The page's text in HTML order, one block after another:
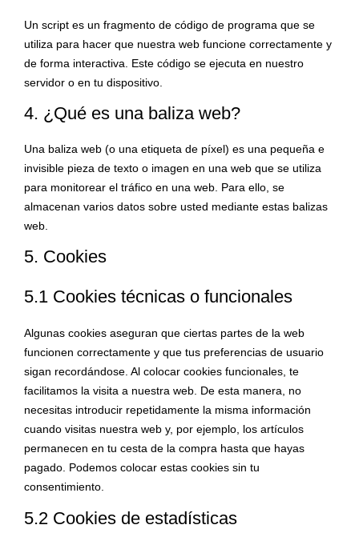
Un script es un fragmento de código de programa que se
utiliza para hacer que nuestra web funcione correctamente y
de forma interactiva. Este código se ejecuta en nuestro
servidor o en tu dispositivo.
4. ¿Qué es una baliza web?
Una baliza web (o una etiqueta de píxel) es una pequeña e
invisible pieza de texto o imagen en una web que se utiliza
para monitorear el tráfico en una web. Para ello, se
almacenan varios datos sobre usted mediante estas balizas
web.
5. Cookies
5.1 Cookies técnicas o funcionales
Algunas cookies aseguran que ciertas partes de la web
funcionen correctamente y que tus preferencias de usuario
sigan recordándose. Al colocar cookies funcionales, te
facilitamos la visita a nuestra web. De esta manera, no
necesitas introducir repetidamente la misma información
cuando visitas nuestra web y, por ejemplo, los artículos
permanecen en tu cesta de la compra hasta que hayas
pagado. Podemos colocar estas cookies sin tu
consentimiento.
5.2 Cookies de estadísticas